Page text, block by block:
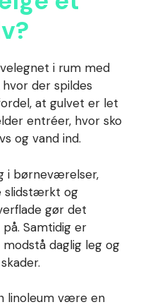
i rum med
der spildes
at gulvet er let
entréer, hvor sko
og vand ind.
i børneværelser,
slidstærkt og
gør det
Samtidig er
daglig leg og
linoleum være en